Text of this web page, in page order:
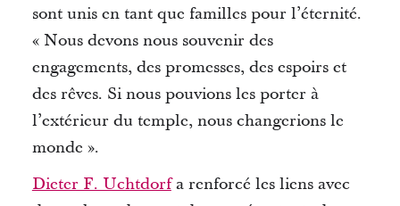
sont unis en tant que familles pour l’éternité.
« Nous devons nous souvenir des
engagements, des promesses, des espoirs et
des rêves. Si nous pouvions les porter à
l’extérieur du temple, nous changerions le
monde ».
Dieter F. Uchtdorf arenforcé les liens avec